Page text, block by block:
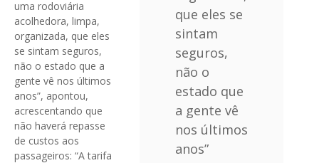
que eles se
sintam
seguros,
não o
estado que
a gente vê
nos últimos
anos”
uma rodoviária
acolhedora, limpa,
organizada, que eles
se sintam seguros,
não o estado que a
gente vê nos últimos
anos”, apontou,
acrescentando que
não haverá repasse
de custos aos
passageiros: “A tarifa